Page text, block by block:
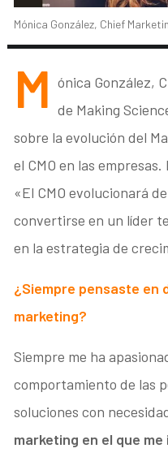
Mónica González, Chief
M ónica González,
de Making
sobre la evolución del
el CMO en las
«El CMO evolucionará
convertirse en un líder
en la estrategia de
¿Siempre pensaste en
marketing?
Siempre me ha
comportamiento de las
soluciones con
marketing en el que